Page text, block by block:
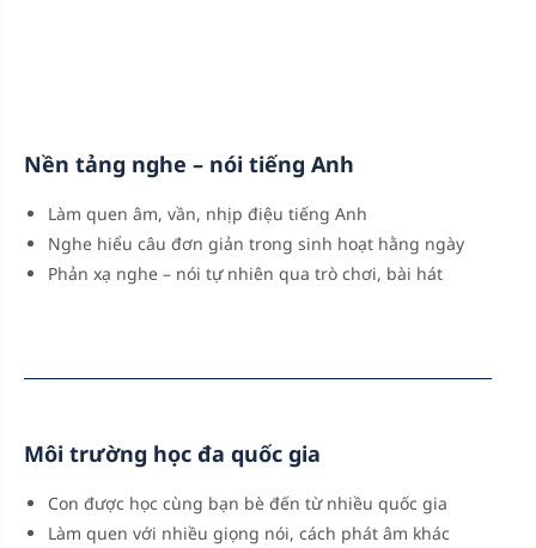
Nền tảng nghe – nói tiếng Anh
Làm quen âm, vần, nhịp điệu tiếng Anh
Nghe hiểu câu đơn giản trong sinh hoạt hằng ngày
Phản xạ nghe – nói tự nhiên qua trò chơi, bài hát
Môi trường học đa quốc gia
Con được học cùng bạn bè đến từ nhiều quốc gia
Làm quen với nhiều giọng nói, cách phát âm khác